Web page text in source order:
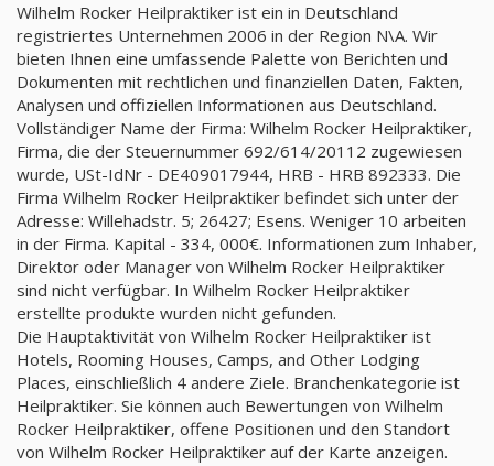
Wilhelm Rocker Heilpraktiker ist ein in Deutschland
registriertes Unternehmen 2006 in der Region N\A. Wir
bieten Ihnen eine umfassende Palette von Berichten und
Dokumenten mit rechtlichen und finanziellen Daten, Fakten,
Analysen und offiziellen Informationen aus Deutschland.
Vollständiger Name der Firma: Wilhelm Rocker Heilpraktiker,
Firma, die der Steuernummer 692/614/20112 zugewiesen
wurde, USt-IdNr - DE409017944, HRB - HRB 892333. Die
Firma Wilhelm Rocker Heilpraktiker befindet sich unter der
Adresse: Willehadstr. 5; 26427; Esens. Weniger 10 arbeiten
in der Firma. Kapital - 334, 000€. Informationen zum Inhaber,
Direktor oder Manager von Wilhelm Rocker Heilpraktiker
sind nicht verfügbar. In Wilhelm Rocker Heilpraktiker
erstellte produkte wurden nicht gefunden.
Die Hauptaktivität von Wilhelm Rocker Heilpraktiker ist
Hotels, Rooming Houses, Camps, and Other Lodging
Places, einschließlich 4 andere Ziele. Branchenkategorie ist
Heilpraktiker. Sie können auch Bewertungen von Wilhelm
Rocker Heilpraktiker, offene Positionen und den Standort
von Wilhelm Rocker Heilpraktiker auf der Karte anzeigen.